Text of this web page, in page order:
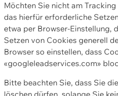
Möchten Sie nicht am
das hierfür erforderliche
etwa per Browser-Einstellung,
Setzen von Cookies generell
Browser so einstellen, dass
«googleleadservices.com»
Bitte beachten Sie, dass Sie